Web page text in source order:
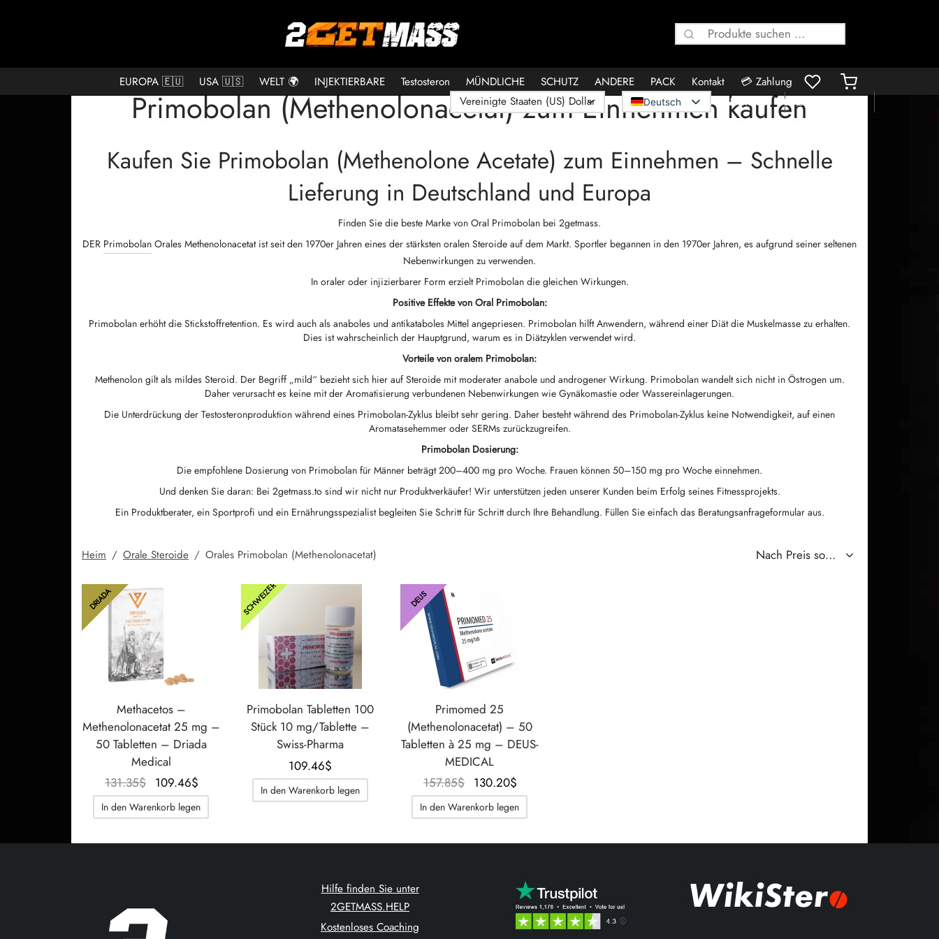
Suche
Deutsch 👤 Konto 🛍️ Bestellungen
EUROPA 🇪🇺 USA 🇺🇸 WELT 🌍 INJEKTIERBARE Testosteron MÜNDLICHE SCHUTZ ANDERE PACK Kontakt 💳 Zahlung
Primobolan (Methenolonacetat) zum Einnehmen kaufen
Kaufen Sie Primobolan (Methenolone Acetate) zum Einnehmen – Schnelle
Lieferung in Deutschland und Europa
Finden Sie die beste Marke von Oral Primobolan bei 2getmass.
DER Primobolan Orales Methenolonacetat ist seit den 1970er Jahren eines der stärksten oralen Steroide auf dem Markt. Sportler begannen in den 1970er Jahren, es aufgrund seiner seltenen
Nebenwirkungen zu verwenden.
In oraler oder injizierbarer Form erzielt Primobolan die gleichen Wirkungen.
Positive Effekte von Oral Primobolan:
Primobolan erhöht die Stickstoffretention. Es wird auch als anaboles und antikataboles Mittel angepriesen. Primobolan hilft Anwendern, während einer Diät die Muskelmasse zu erhalten.
Dies ist wahrscheinlich der Hauptgrund, warum es in Diätzyklen verwendet wird.
Vorteile von oralem Primobolan:
Methenolon gilt als mildes Steroid. Der Begriff „mild“ bezieht sich hier auf Steroide mit moderater anabole und androgener Wirkung. Primobolan wandelt sich nicht in Östrogen um.
Daher verursacht es keine mit der Aromatisierung verbundenen Nebenwirkungen wie Gynäkomastie oder Wassereinlagerungen.
Die Unterdrückung der Testosteronproduktion während eines Primobolan-Zyklus bleibt sehr gering. Daher besteht während des Primobolan-Zyklus keine Notwendigkeit, auf einen
Aromatasehemmer oder SERMs zurückzugreifen.
Primobolan Dosierung:
Die empfohlene Dosierung von Primobolan für Männer beträgt 200–400 mg pro Woche. Frauen können 50–150 mg pro Woche einnehmen.
Und denken Sie daran: Bei 2getmass.to sind wir nicht nur Produktverkäufer! Wir unterstützen jeden unserer Kunden beim Erfolg seines Fitnessprojekts.
Ein Produktberater, ein Sportprofi und ein Ernährungsspezialist begleiten Sie Schritt für Schritt durch Ihre Behandlung. Füllen Sie einfach das Beratungsanfrageformular aus.
Heim / Orale Steroide / Orales Primobolan (Methenolonacetat)
DRIADA
Methacetos –
Methenolonacetat 25 mg –
50 Tabletten – Driada
Medical
131.35$
Der
ursprüngliche
Preis war:
109.46$
aktuelle
In den Warenkorb legen
SCHWEIZER
Primobolan Tabletten 100
Stück 10 mg/Tablette –
Swiss-Pharma
109.46$
In den Warenkorb legen
DEUS
Primomed 25
(Methenolonacetat) – 50
Tabletten à 25 mg – DEUS-
MEDICAL
157.85$
Der
ursprüngliche
Preis war:
130.20$
aktuelle
In den Warenkorb legen
Hilfe finden Sie unter
2GETMASS.HELP
Kostenloses Coaching